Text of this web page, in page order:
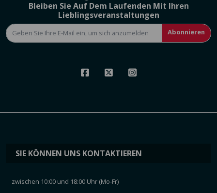
Bleiben Sie Auf Dem Laufenden Mit Ihren
Lieblingsveranstaltungen
Abonnieren
SIE KÖNNEN UNS KONTAKTIEREN
zwischen 10:00 und 18:00 Uhr (Mo-Fr)